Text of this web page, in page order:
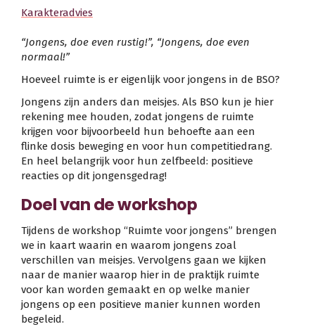
Karakteradvies
“Jongens, doe even rustig!”, “Jongens, doe even
normaal!”
Hoeveel ruimte is er eigenlijk voor jongens in de BSO?
Jongens zijn anders dan meisjes. Als BSO kun je hier
rekening mee houden, zodat jongens de ruimte
krijgen voor bijvoorbeeld hun behoefte aan een
flinke dosis beweging en voor hun competitiedrang.
En heel belangrijk voor hun zelfbeeld: positieve
reacties op dit jongensgedrag!
Doel van de workshop
Tijdens de workshop “Ruimte voor jongens” brengen
we in kaart waarin en waarom jongens zoal
verschillen van meisjes. Vervolgens gaan we kijken
naar de manier waarop hier in de praktijk ruimte
voor kan worden gemaakt en op welke manier
jongens op een positieve manier kunnen worden
begeleid.